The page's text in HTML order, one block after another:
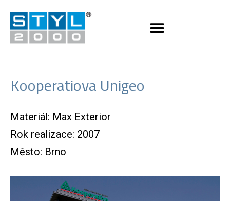
Kooperatiova Unigeo
Materiál: Max Exterior
Rok realizace: 2007
Město: Brno